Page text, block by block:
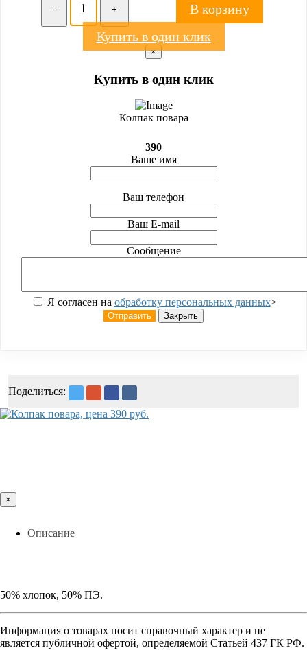
- +
В корзину
Купить в один клик
×
Купить в один клик
Колпак повара
390
Ваше имя
Ваш телефон
Ваш E-mail
Сообщение
Я согласен на обработку персональных данных>
Отправить Закрыть
Поделиться:
×
Описание
50% хлопок, 50% ПЭ.
Информация о товарах носит справочный характер и не
является публичной офертой, определяемой Статьей 437 ГК РФ.